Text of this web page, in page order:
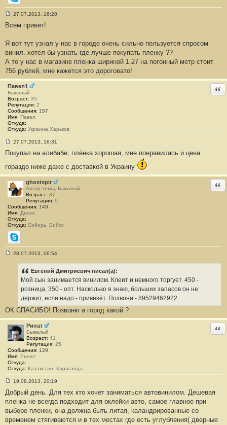
Skype
о
щ
н
и
е
#
1
27.07.2013, 16:20
Всем привет!
Я вот тут узнал у нас в городе очень сильно пользуется спросом
винил. хотел бы узнать где лучше покупать пленку ??
А то у нас в магазине пленка шириной 1.27 на погонный метр стоит
756 рублей, мне кажется это дороговато!
Павел1
Бывалый
Возраст: 35
Репутация: 2
Сообщения: 157
Имя: Павел
Откуда:
Откуда: Украина,Харьков
о
б
щ
е
н
и
е
2
27.07.2013, 16:31
Покупал на алибабе, плёнка хорошая, мне понравилась и цена
гораздо ниже даже с доставкой в Украину
ghostspir
Автор темы, Бывалый
Возраст: 37
Репутация: 9
Сообщения: 149
Имя: Денис
Откуда:
Откуда: Сибирь. Бийск
Skype
е
#
3
28.07.2013, 06:54
Евгений Дмитриевич писал(а):
Мой сын занимается винилом. Клеит и немного торгует. 450 -
розница, 350 - опт. Насколько я знаю, больших запасов он не
держит, если надо - привезёт. Позвони - 89529462922.
ОК СПАСИБО! Позвоню а город какой ?
Ринат
Бывалый
Возраст: 41
Репутация: 25
Сообщения: 129
Имя: Ринат
Откуда:
Откуда: Казахстан, Караганда
о
б
щ
н
19.08.2013, 20:19
Добрый день. Для тех кто хочет заниматься автовинилом. Дешевая
пленка не всегда подходит для оклейки авто, самое главное при
выборе пленки, она должна быть литая, каландрированные со
временем стягиваются и в тех местах где есть углубления( дверные